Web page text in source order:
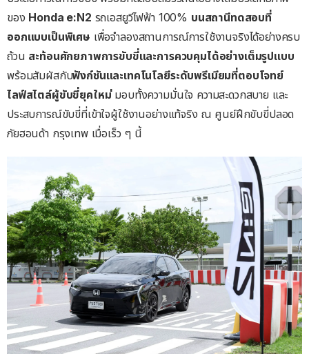
ของ Honda e:N2 รถเอสยูวีไฟฟ้า 100% บนสถานีทดสอบที่
ออกแบบเป็นพิเศษ เพื่อจำลองสถานการณ์การใช้งานจริงได้อย่างครบ
ถ้วน สะท้อนศักยภาพการขับขี่และการควบคุมได้อย่างเต็มรูปแบบ
พร้อมสัมผัสกับฟังก์ชันและเทคโนโลยีระดับพรีเมียมที่ตอบโจทย์
ไลฟ์สไตล์ผู้ขับขี่ยุคใหม่มอบทั้งความมั่นใจ ความสะดวกสบาย และ
ประสบการณ์ขับขี่ที่เข้าใจผู้ใช้งานอย่างแท้จริง ณ ศูนย์ฝึกขับขี่ปลอด
ภัยฮอนด้า กรุงเทพ เมื่อเร็ว ๆ นี้